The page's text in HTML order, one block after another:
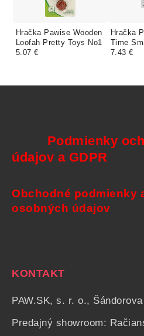
Hračka Pawise Wooden
Loofah Pretty Toys No1
5.07 €
Hračka
Time
Veggie
7.43 €
Podmienky
údajov a GDPR
Obchodné podmienky
osobných údajov
KONTAKT
PAW.SK, s. r. o.,
Predajný showroom: